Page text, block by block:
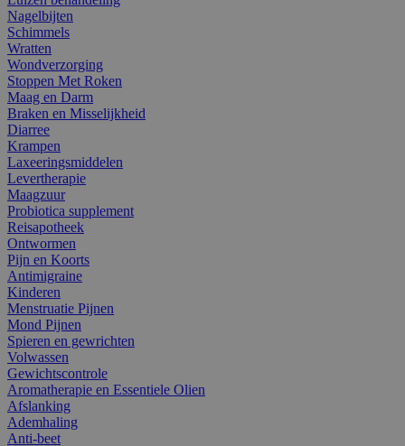
Nagelbijten
Schimmels
Wratten
Wondverzorging
Stoppen Met Roken
Maag en Darm
Braken en Misselijkheid
Diarree
Krampen
Laxeeringsmiddelen
Levertherapie
Maagzuur
Probiotica supplement
Reisapotheek
Ontwormen
Pijn en Koorts
Antimigraine
Kinderen
Menstruatie Pijnen
Mond Pijnen
Spieren en gewrichten
Volwassen
Gewichtscontrole
Aromatherapie en Essentiele Olien
Afslanking
Ademhaling
Anti-beet